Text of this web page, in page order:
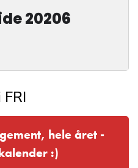
20206
hele året -
:)